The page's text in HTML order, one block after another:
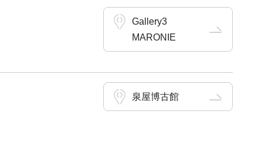
Gallery3
MARONIE
泉屋博古館